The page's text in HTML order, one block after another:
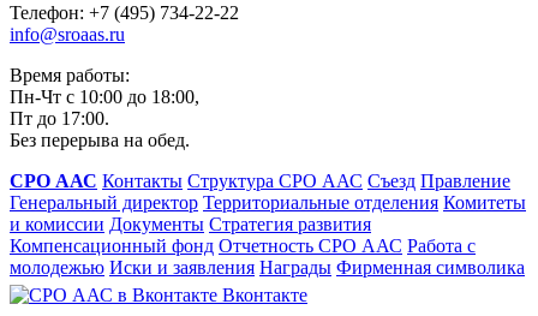
Телефон: +7 (495) 734-22-22
info@sroaas.ru
Время работы:
Пн-Чт с 10:00 до 18:00,
Пт до 17:00.
Без перерыва на обед.
СРО ААС Контакты Структура СРО ААС Съезд Правление
Генеральный директор Территориальные отделения Комитеты
и комиссии Документы Стратегия развития
Компенсационный фонд Отчетность СРО ААС Работа с
молодежью Иски и заявления Награды Фирменная символика
Вконтакте